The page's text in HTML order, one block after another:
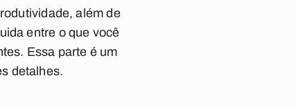
além de
entre o que você
Essa parte é um
detalhes.